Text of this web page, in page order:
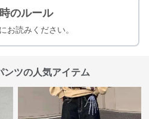
のルール
お読みください。
ンツの人気アイテム